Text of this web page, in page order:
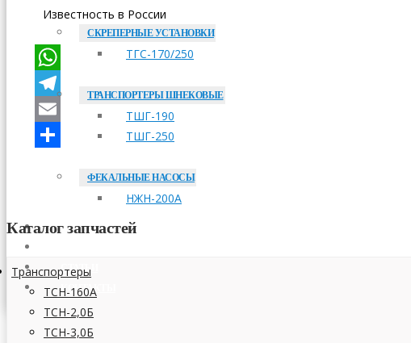
СКРЕПЕРНЫЕ УСТАНОВКИ
ТГС-170/250
ТРАНСПОРТЕРЫ ШНЕКОВЫЕ
ТШГ-190
ТШГ-250
ФЕКАЛЬНЫЕ НАСОСЫ
НЖН-200А
ОПЛАТА
СТАТЬИ
КОНТАКТЫ
Известность в России
WhatsApp
Telegram
Email
Каталог запчастей
Транспортеры
ТСН-160А
ТСН-2,0Б
ТСН-3,0Б